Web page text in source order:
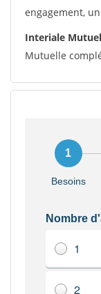
engagement,
Interiale
Mutuelle